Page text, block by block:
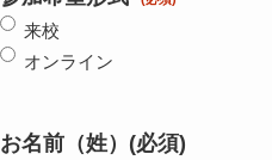
来校
オンライン
お名前（姓） (必須)